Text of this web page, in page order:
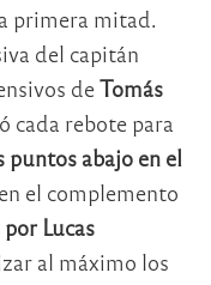
primera mitad.
del capitán
deTomás
cada rebote para
puntos abajo en el
el complemento
Lucas
al máximo los